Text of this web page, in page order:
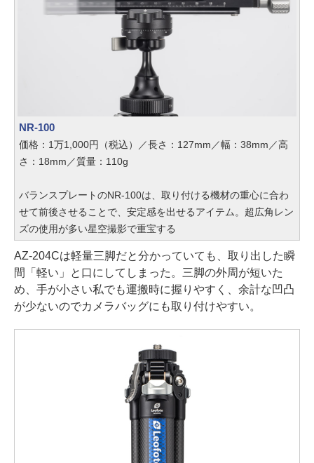
NR-100
価格：1万1,000円（税込）／長さ：127mm／幅：38mm／高
さ：18mm／質量：110g
バランスプレートのNR-100は、取り付ける機材の重心に合わ
せて前後させることで、安定感を出せるアイテム。超広角レン
ズの使用が多い星空撮影で重宝する
AZ-204Cは軽量三脚だと分かっていても、取り出した瞬
間「軽い」と口にしてしまった。三脚の外周が短いた
め、手が小さい私でも運搬時に握りやすく、余計な凹凸
が少ないのでカメラバッグにも取り付けやすい。